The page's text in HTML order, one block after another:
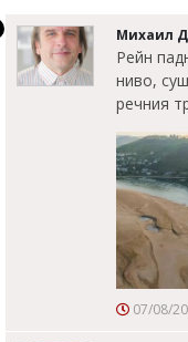
Михаил
Рейн
ниво,
речния
07/08/